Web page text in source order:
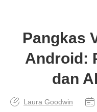
Pangkas
Android:
dan
Laura Goodwin